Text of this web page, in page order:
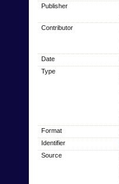
Publisher
Contributor
Date
Type
Format
Identifier
Source